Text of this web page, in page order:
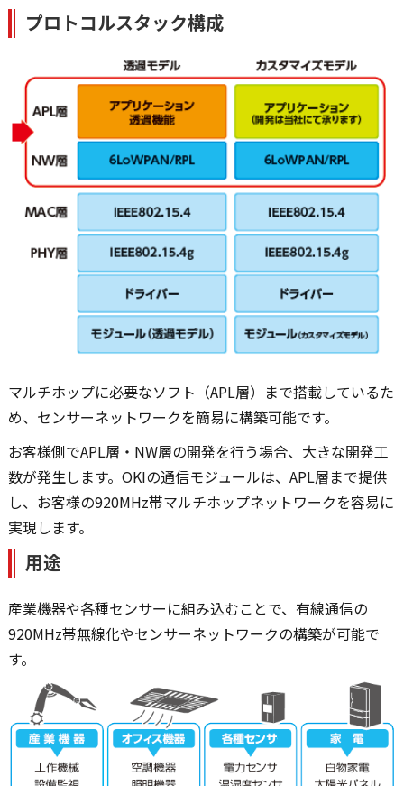
プロトコルスタック構成
マルチホップに必要なソフト（APL層）まで搭載しているた
め、センサーネットワークを簡易に構築可能です。
お客様側でAPL層・NW層の開発を行う場合、大きな開発工
数が発生します。OKIの通信モジュールは、APL層まで提供
し、お客様の920MHz帯マルチホップネットワークを容易に
実現します。
用途
産業機器や各種センサーに組み込むことで、有線通信の
920MHz帯無線化やセンサーネットワークの構築が可能で
す。